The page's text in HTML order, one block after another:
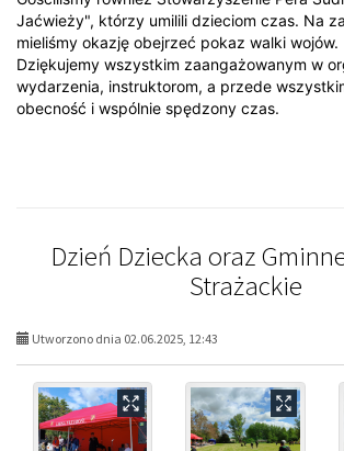
Jaćwieży", którzy umilili dzieciom czas. Na
mieliśmy okazję obejrzeć pokaz walki wojów.
Dziękujemy wszystkim zaangażowanym w
wydarzenia, instruktorom, a przede
obecność i wspólnie spędzony czas.
Dzień Dziecka oraz
Strażackie
Utworzono dnia 02.06.2025, 12:43